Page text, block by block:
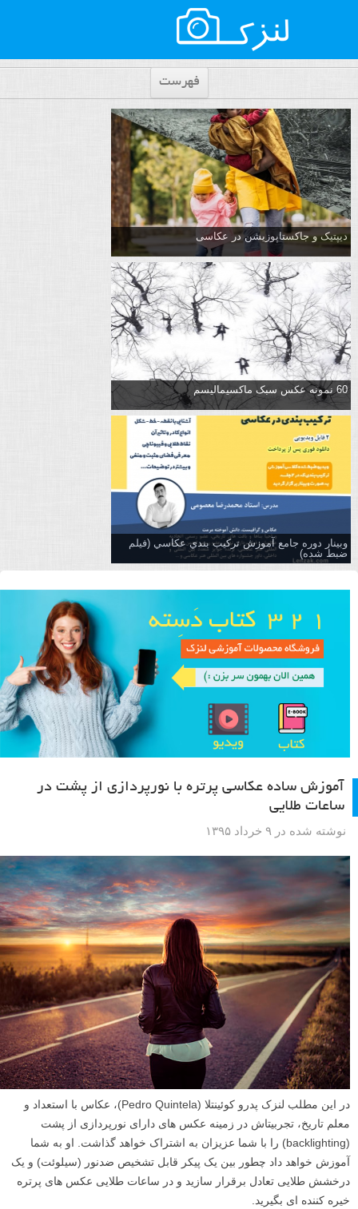
فهرست
دیپتیک و جاکستا‌پوزیشن در عکاسی
60 نمونه عکس سبک ماکسیمالیسم
وبینار دوره جامع آموزش تركيب بندي عكاسي (فیلم
ضبط شده)
آموزش ساده عکاسی پرتره با نورپردازی از پشت در
ساعات طلایی
نوشته شده در ۹ خرداد ۱۳۹۵
در این مطلب لنزک پدرو کوئینتلا (Pedro Quintela)، عکاس با استعداد و
معلم تاریخ، تجربیتاش در زمینه عکس های دارای نورپردازی از پشت
(backlighting) را با شما عزیزان به اشتراک خواهد گذاشت. او به شما
آموزش خواهد داد چطور بین یک پیکر قابل تشخیص ضدنور (سیلوئت) و یک
درخشش طلایی تعادل برقرار سازید و در ساعات طلایی عکس های پرتره
خیره کننده ای بگیرید.